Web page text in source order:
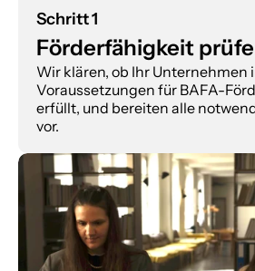
Schritt 1
Förderfähigkeit
Wir klären, ob Ihr Unternehmen
Voraussetzungen für BAFA-
erfüllt, und bereiten alle
vor.